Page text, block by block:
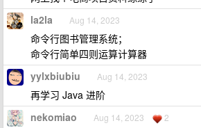
la2la Aug 14, 2023
命令行图书管理系统；
命令行简单四则运算计算器
yylxbiubiu Aug 14, 2023
再学习 Java 进阶
nekomiao Aug 14, 2023 2